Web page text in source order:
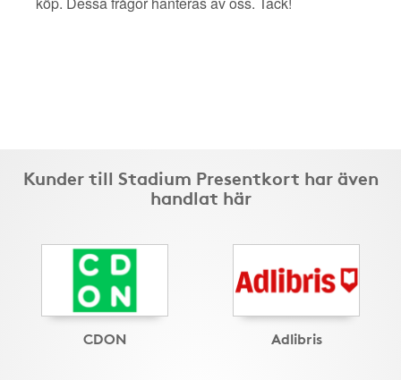
Kunder till Stadium Presentkort har även
handlat här
CDON Adlibris